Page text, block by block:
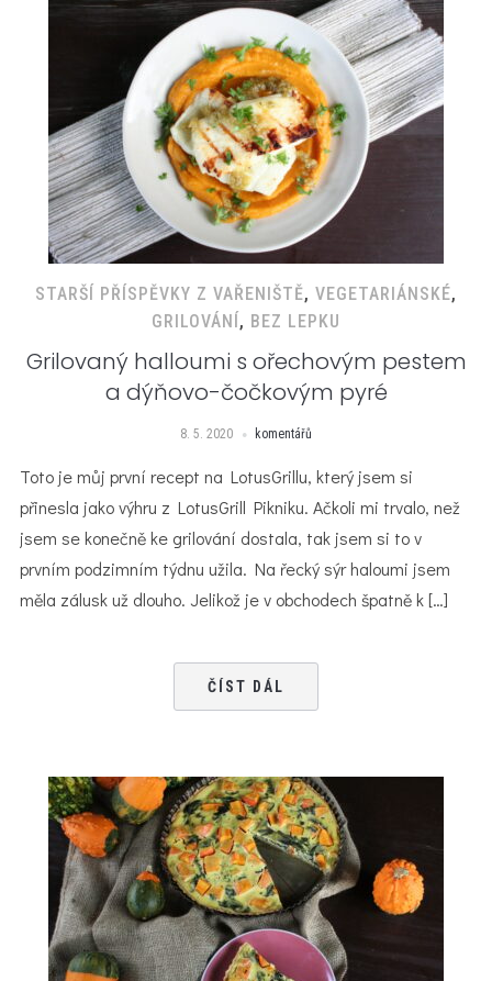
STARŠÍ PŘÍSPĚVKY Z VAŘENIŠTĚ, VEGETARIÁNSKÉ,
GRILOVÁNÍ, BEZ LEPKU
Grilovaný halloumi s ořechovým pestem
a dýňovo-čočkovým pyré
8. 5. 2020 komentářů
Toto je můj první recept na LotusGrillu, který jsem si
přinesla jako výhru z LotusGrill Pikniku. Ačkoli mi trvalo, než
jsem se konečně ke grilování dostala, tak jsem si to v
prvním podzimním týdnu užila. Na řecký sýr haloumi jsem
měla zálusk už dlouho. Jelikož je v obchodech špatně k […]
ČÍST DÁL